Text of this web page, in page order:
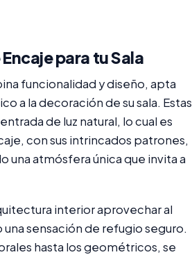
para tu Sala
funcionalidad y diseño, apta
a la decoración de su sala. Estas
de luz natural, lo cual es
con sus intrincados patrones,
una atmósfera única que invita a
interior aprovechar al
sensación de refugio seguro.
hasta los geométricos, se